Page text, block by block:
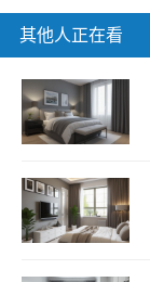
其他人正在看